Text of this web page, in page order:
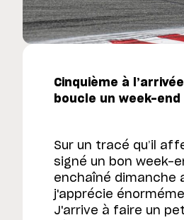
Cinquième à
boucle un week-
Sur un tracé qu’il
signé un bon week-
enchaîné dimanche
j'apprécie
J'arrive à faire un